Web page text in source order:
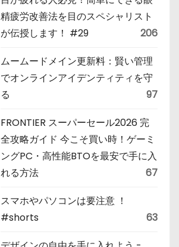
精疲労改善法を目のスペシャリスト
が伝授します！ #29
206
ムームードメイン更新料：賢い管理
でオンラインアイデンティティを守
る
97
FRONTIER スーパーセール2026 完
全攻略ガイド 今こそ買い時！ゲーミ
ングPC・高性能BTOを最安で手に入
れる方法
67
スマホやパソコンは要注意 ！
#shorts
63